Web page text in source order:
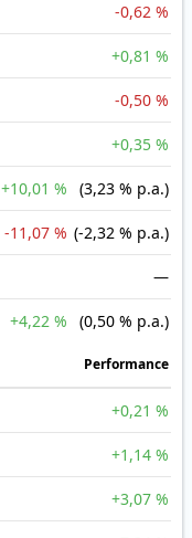
-0,62 %
+0,81 %
-0,50 %
+0,35 %
+10,01 % (3,23 % p.a.)
-11,07 % (-2,32 % p.a.)
—
+4,22 % (0,50 % p.a.)
Performance
+0,21 %
+1,14 %
+3,07 %